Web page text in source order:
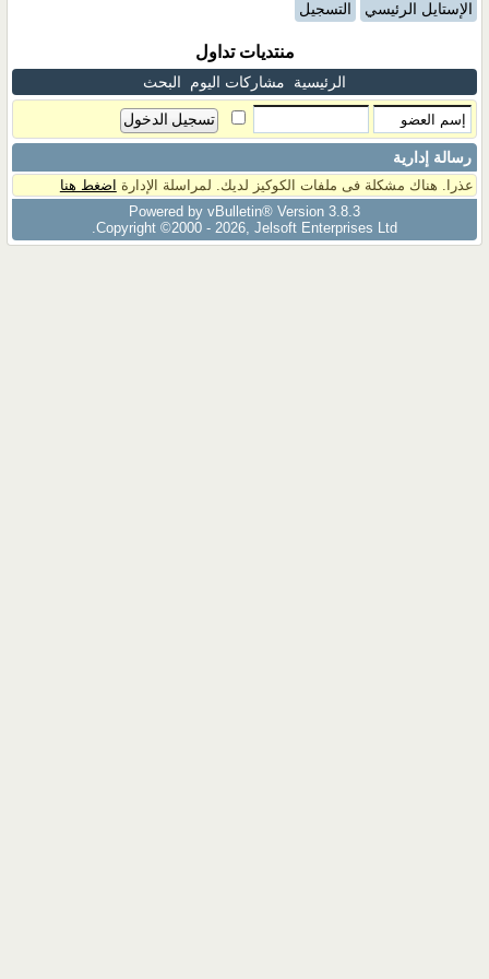
الإستايل الرئيسي التسجيل
منتديات تداول
الرئيسية مشاركات اليوم البحث
رسالة إدارية
عذرا. هناك مشكلة فى ملفات الكوكيز لديك. لمراسلة الإدارة اضغط هنا
Powered by vBulletin® Version 3.8.3
Copyright ©2000 - 2026, Jelsoft Enterprises Ltd.